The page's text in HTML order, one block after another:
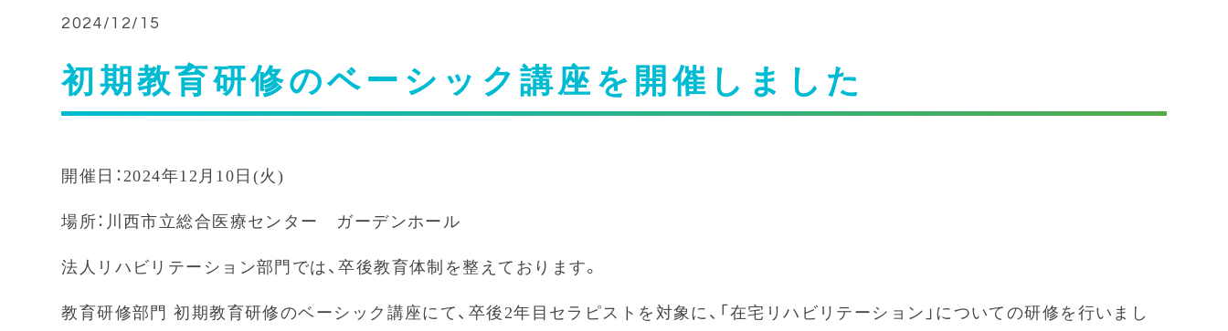
2024/12/15
初期教育研修のベーシック講座を開催しました
開催日：2024年12月10日(火)
場所：川西市立総合医療センター ガーデンホール
法人リハビリテーション部門では、卒後教育体制を整えております。
教育研修部門 初期教育研修のベーシック講座にて、卒後2年目セラピストを対象に、「在宅リハビリテーション」についての研修を行いまし